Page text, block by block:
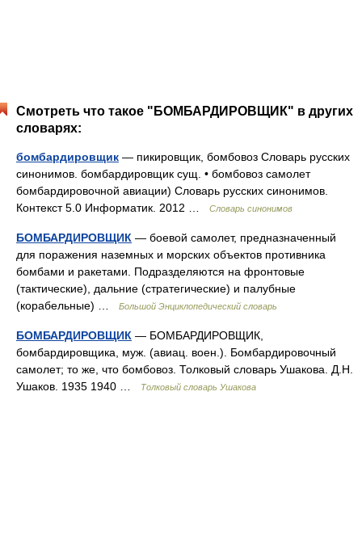
Смотреть что такое "БОМБАРДИРОВЩИК" в других
словарях:
бомбардировщик — пикировщик, бомбовоз Словарь русских
синонимов. бомбардировщик сущ. • бомбовоз самолет
бомбардировочной авиации) Словарь русских синонимов.
Контекст 5.0 Информатик. 2012 …
Словарь синонимов
БОМБАРДИРОВЩИК — боевой самолет, предназначенный
для поражения наземных и морских объектов противника
бомбами и ракетами. Подразделяются на фронтовые
(тактические), дальние (стратегические) и палубные
(корабельные) …
Большой Энциклопедический словарь
БОМБАРДИРОВЩИК — БОМБАРДИРОВЩИК,
бомбардировщика, муж. (авиац. воен.). Бомбардировочный
самолет; то же, что бомбовоз. Толковый словарь Ушакова. Д.Н.
Ушаков. 1935 1940 …
Толковый словарь Ушакова